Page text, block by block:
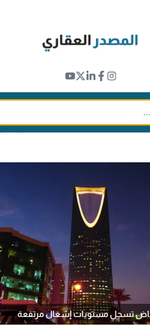
الطلب القوي يرفع
خلال الربع الثالث 2024
f
تسجل مستويات إشغال مرتفعة